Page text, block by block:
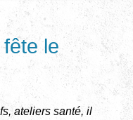
le
ateliers santé, il